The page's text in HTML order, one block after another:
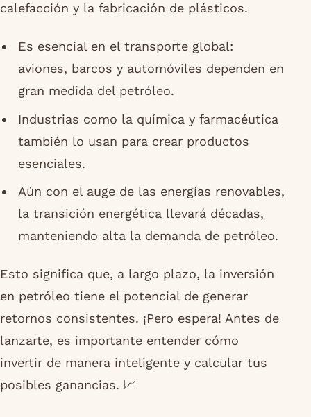
calefacción y la fabricación de plásticos.
Es esencial en el transporte global:
aviones, barcos y automóviles dependen en
gran medida del petróleo.
Industrias como la química y farmacéutica
también lo usan para crear productos
esenciales.
Aún con el auge de las energías renovables,
la transición energética llevará décadas,
manteniendo alta la demanda de petróleo.
Esto significa que, a largo plazo, la inversión
en petróleo tiene el potencial de generar
retornos consistentes. ¡Pero espera! Antes de
lanzarte, es importante entender cómo
invertir de manera inteligente y calcular tus
posibles ganancias. 📈